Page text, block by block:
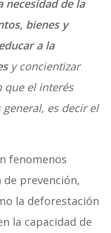
necesidad de la
bienes y
a la
y concientizar
que el interés
es decir el
fenomenos
prevención,
la deforestación
la capacidad de